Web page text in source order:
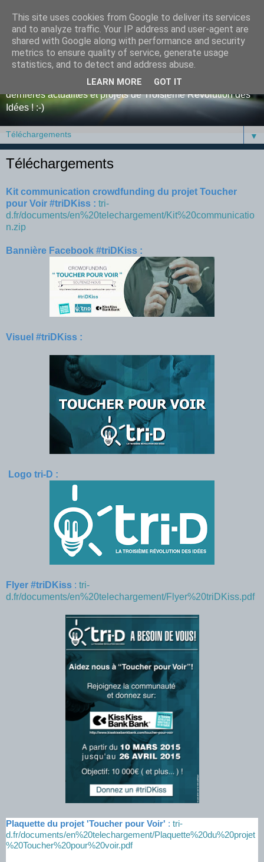
Blog de tri-D, la Troisième
Révolution des Idées
Bienvenue sur le blog de l'entreprise tri-D ! Retrouvez y nos
dernières actualités et projets de Troisième Révolution des
Idées ! :-)
▼
Téléchargements
Kit communication crowdfunding du projet Toucher
pour Voir #triDKiss : tri-
d.fr/documents/en%20telechargement/Kit%20communicatio
n.zip
Bannière Facebook #triDKiss :
Visuel #triDKiss :
Logo tri-D :
Flyer #triDKiss : tri-
d.fr/documents/en%20telechargement/Flyer%20triDKiss.pdf
Plaquette du projet 'Toucher pour Voir' : tri-
d.fr/documents/en%20telechargement/Plaquette%20du%20projet
%20Toucher%20pour%20voir.pdf
This site uses cookies from Google to deliver its services
and to analyze traffic. Your IP address and user-agent are
shared with Google along with performance and security
metrics to ensure quality of service, generate usage
statistics, and to detect and address abuse.
LEARN MORE GOT IT